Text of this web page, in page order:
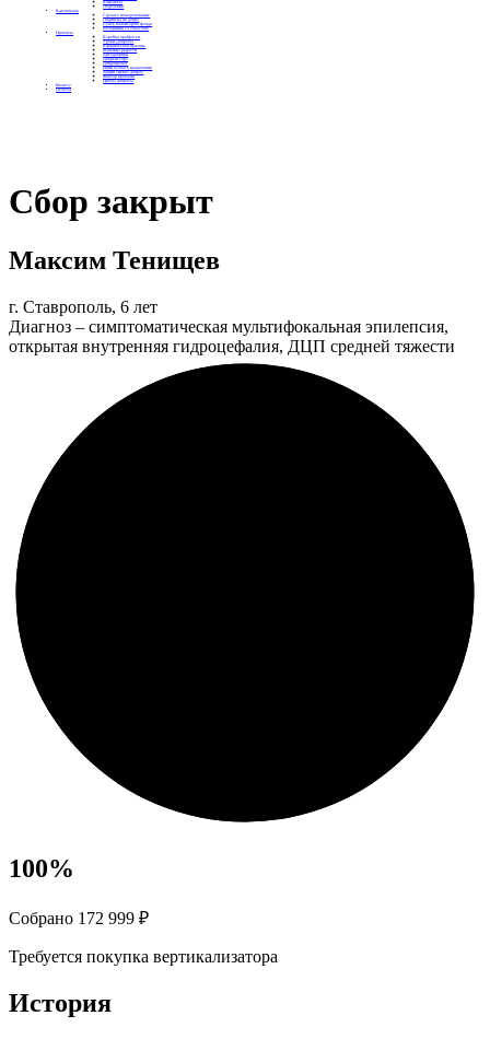
Контакты
Отделения
Как помочь
Сделать пожертвование
Подписка на добро
Стать волонтером фонда
Вечеринки со смыслом
Проекты
Коробка храбрости
Уроки Доброты
Юридическая помощь
Мамины радости
Автодобряки
Добрый торт
Добропробег
Няни особого назначения
Акция «Букет добра»
Фактор времени
Цветы доброты
Бизнесу
Отчеты
Сбор закрыт
Максим Тенищев
г. Ставрополь, 6 лет
Диагноз – симптоматическая мультифокальная эпилепсия,
открытая внутренняя гидроцефалия, ДЦП средней тяжести
100%
Собрано 172 999 ₽
Требуется покупка вертикализатора
История